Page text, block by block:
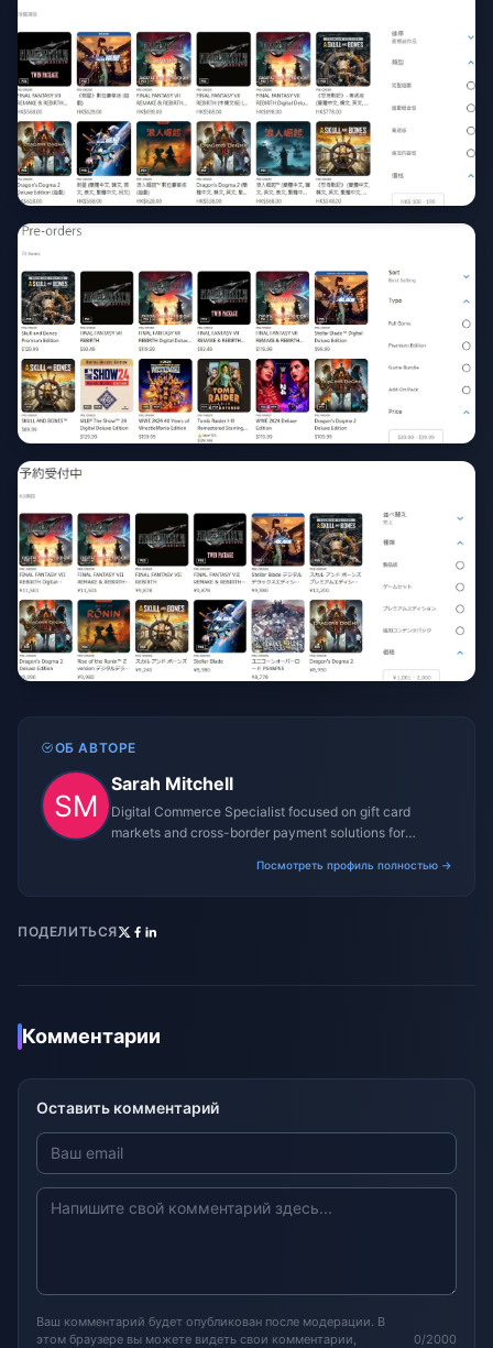
ОБ АВТОРЕ
Sarah Mitchell
Digital Commerce Specialist focused on gift card
markets and cross-border payment solutions for
Посмотреть профиль полностью →
ПОДЕЛИТЬСЯ
Комментарии
Оставить комментарий
Ваш комментарий будет опубликован после модерации. В
этом браузере вы можете видеть свои комментарии,
0/2000